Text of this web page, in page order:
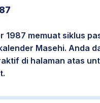
memuat siklus
Masehi. Anda
di halaman atas